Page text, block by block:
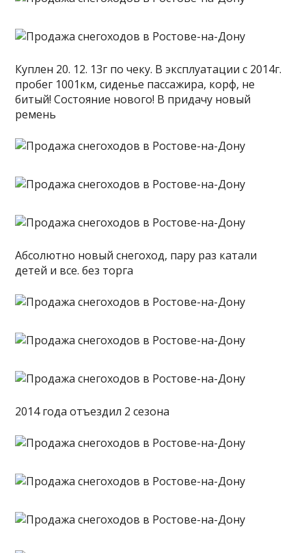
Куплен 20. 12. 13г по чеку. В эксплуатации с 2014г.
пробег 1001км, сиденье пассажира, корф, не
битый! Состояние нового! В придачу новый
ремень
Абсолютно новый снегоход, пару раз катали
детей и все. без торга
2014 года отъездил 2 сезона